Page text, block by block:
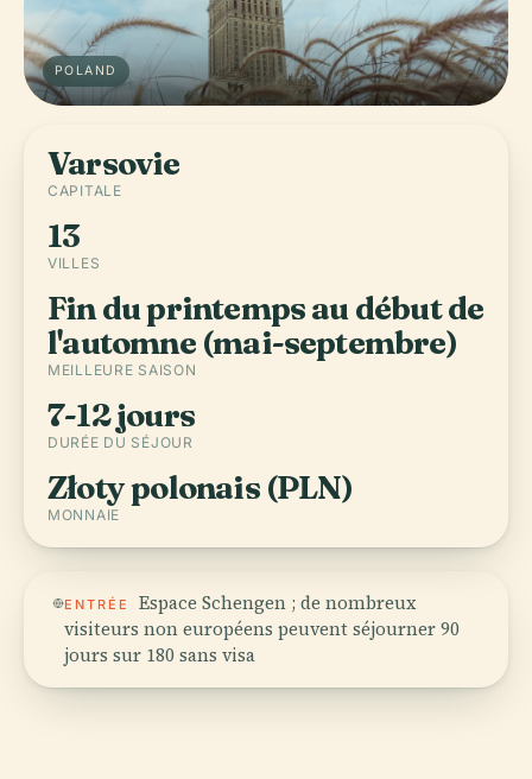
POLAND
Varsovie
CAPITALE
13
VILLES
Fin du printemps au début de
l'automne (mai-septembre)
MEILLEURE SAISON
7-12 jours
DURÉE DU SÉJOUR
Złoty polonais (PLN)
MONNAIE
ENTRÉE
Espace Schengen ; de nombreux
visiteurs non européens peuvent séjourner 90
jours sur 180 sans visa